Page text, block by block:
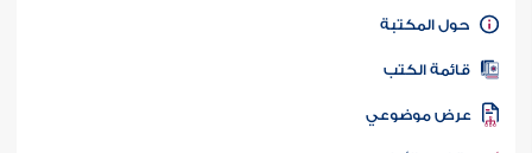
كتاب الأمة
المكتبة
الكتب